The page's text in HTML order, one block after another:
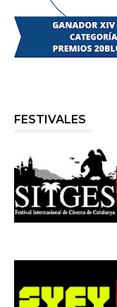
FESTIVALES